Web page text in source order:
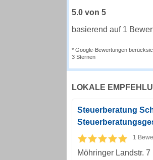
5.0 von 5
basierend auf 1
* Google-Bewertungen
3 Sternen
LOKALE
Steuerberatung
1
Möhringer Landstr. 7